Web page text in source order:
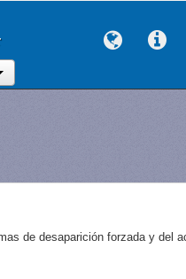
de desaparición forzada y del